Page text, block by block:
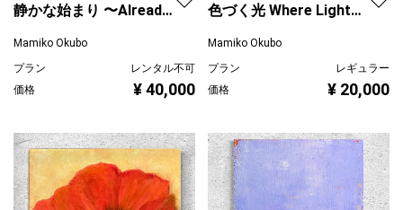
静かな始まり 〜Already
Mamiko Okubo
プラン
レンタル不可
価格
¥ 40,000
色づく光 Where Light
Mamiko Okubo
プラン
レギュラー
価格
¥ 20,000